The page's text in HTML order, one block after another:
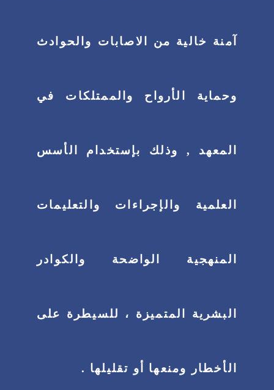
آمنة خالية من الاصابات والحوادث
وحماية الأرواح والممتلكات في
المعهد , وذلك بإستخدام الأسس
العلمية والإجراءات والتعليمات
المنهجية الواضحة والكوادر
البشرية المتميزة ، للسيطرة على
الأخطار ومنعها أو تقليلها .